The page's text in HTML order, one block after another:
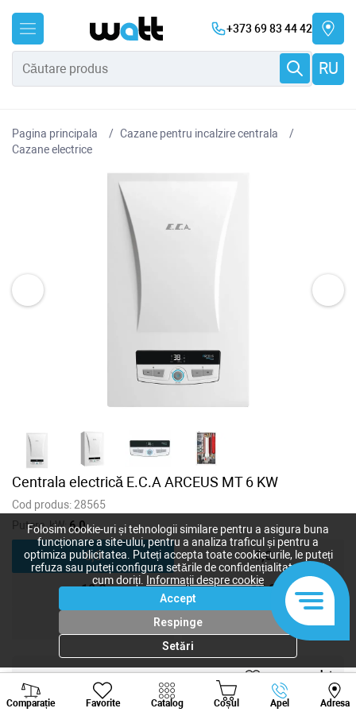
+373 69 83 44 42
RU
Pagina principala
Cazane pentru incalzire centrala
Cazane electrice
Centrala electrică E.C.A ARCEUS MT 6 KW
Cod produs:28565
Putere, kW: 6,0
6,0 9,0
12,0 15,0
24,0
15 950
14 500 lei +
Comparație Favorite Catalog Coșul Apel Adresa
Viber Whatsapp
Folosim cookie-uri și tehnologii similare pentru a asigura buna
funcționare a site-ului, pentru a analiza traficul și pentru a
optimiza publicitatea. Puteți accepta toate cookie-urile, le puteți
refuza sau puteți configura setările de confidențialitate după
cum doriți.
Informații despre cookie
Accept
Respinge
Setări